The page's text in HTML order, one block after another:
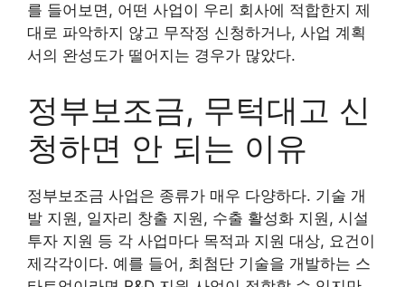
를 들어보면, 어떤 사업이 우리 회사에 적합한지 제
대로 파악하지 않고 무작정 신청하거나, 사업 계획
서의 완성도가 떨어지는 경우가 많았다.
정부보조금, 무턱대고 신
청하면 안 되는 이유
정부보조금 사업은 종류가 매우 다양하다. 기술 개
발 지원, 일자리 창출 지원, 수출 활성화 지원, 시설
투자 지원 등 각 사업마다 목적과 지원 대상, 요건이
제각각이다. 예를 들어, 최첨단 기술을 개발하는 스